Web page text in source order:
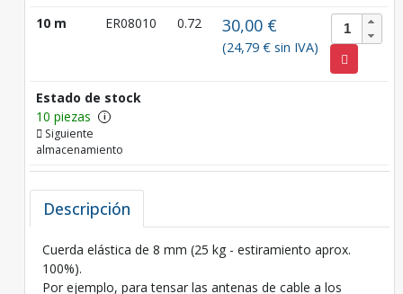
10 m ER08010 0.72 30,00 €
(24,79 € sin IVA)
Estado de stock
10 piezas
i
Siguiente
almacenamiento
Descripción
Cuerda elástica de 8 mm (25 kg - estiramiento aprox.
100%).
Por ejemplo, para tensar las antenas de cable a los